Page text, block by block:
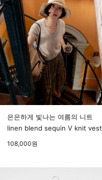
은은하게 빛나는 여름의 니트
linen blend sequin V knit vest
108,000원